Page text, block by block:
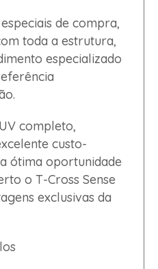
de compra,
toda a estrutura,
especializado
completo,
custo-
ótima oportunidade
o T-Cross Sense
exclusivas da